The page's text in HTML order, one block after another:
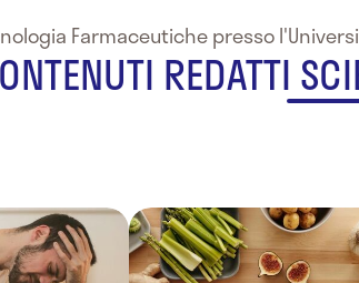
Farmaceutiche presso
REDATTI